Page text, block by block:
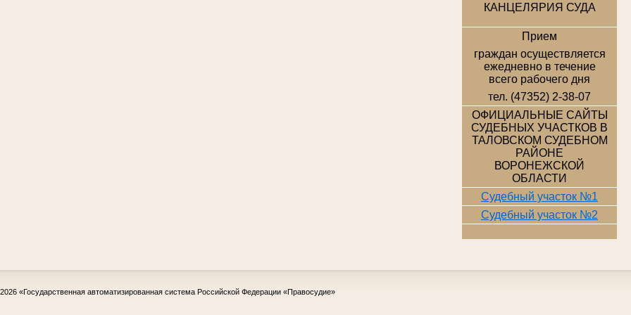
КАНЦЕЛЯРИЯ СУДА
Прием
граждан осуществляется
ежедневно в течение
всего рабочего дня
тел. (47352) 2-38-07
ОФИЦИАЛЬНЫЕ САЙТЫ
СУДЕБНЫХ УЧАСТКОВ В
ТАЛОВСКОМ СУДЕБНОМ
РАЙОНЕ
ВОРОНЕЖСКОЙ
ОБЛАСТИ
Судебный участок №1
Судебный участок №2
«Государственная автоматизированная система Российской Федерации «Правосудие»